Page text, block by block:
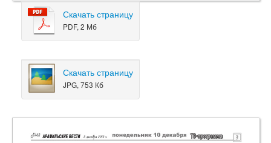
Скачать страницу
PDF, 2 Мб
Скачать страницу
JPG, 753 Кб